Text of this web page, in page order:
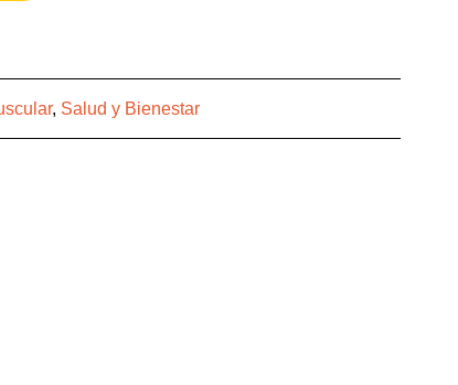
, Salud y Bienestar